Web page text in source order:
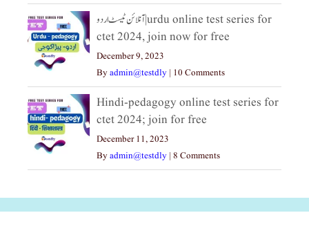
آنلائن ٹیسٹ اردو|urdu online test series for
ctet 2024, join now for free
December 9, 2023
Byadmin@testdly | 10 Comments
Hindi-pedagogy online test series for
ctet 2024; join for free
December 11, 2023
Byadmin@testdly | 8 Comments